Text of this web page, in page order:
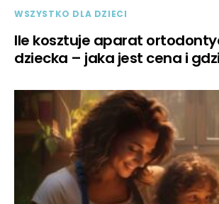
WSZYSTKO DLA DZIECI
Ile kosztuje aparat
dziecka – jaka jest cena i